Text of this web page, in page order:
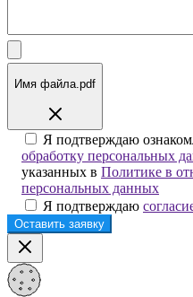
Имя файла.pdf
Я подтверждаю
обработку персональных
указанных в Политике в
персональных данных
Я подтверждаю